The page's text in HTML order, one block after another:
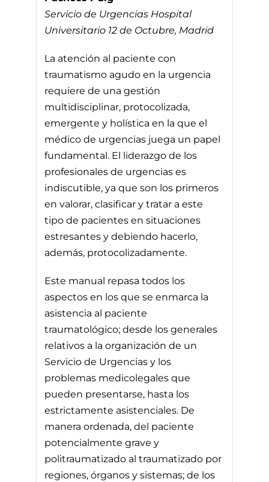
Servicio de Urgencias Hospital
Universitario 12 de Octubre, Madrid
La atención al paciente con
traumatismo agudo en la urgencia
requiere de una gestión
multidisciplinar, protocolizada,
emergente y holística en la que el
médico de urgencias juega un papel
fundamental. El liderazgo de los
profesionales de urgencias es
indiscutible, ya que son los primeros
en valorar, clasificar y tratar a este
tipo de pacientes en situaciones
estresantes y debiendo hacerlo,
además, protocolizadamente.
Este manual repasa todos los
aspectos en los que se enmarca la
asistencia al paciente
traumatológico; desde los generales
relativos a la organización de un
Servicio de Urgencias y los
problemas medicolegales que
pueden presentarse, hasta los
estrictamente asistenciales. De
manera ordenada, del paciente
potencialmente grave y
politraumatizado al traumatizado por
regiones, órganos y sistemas; de los